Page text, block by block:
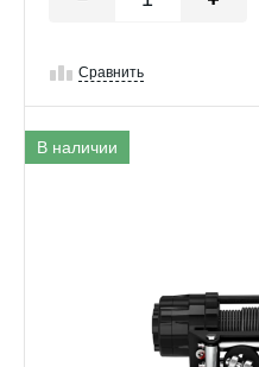
Сравнить
В наличии